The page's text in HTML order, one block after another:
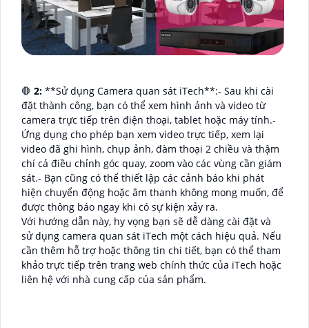
🛑 2: **Sử dụng Camera quan sát iTech**:- Sau khi cài
đặt thành công, bạn có thể xem hình ảnh và video từ
camera trực tiếp trên điện thoại, tablet hoặc máy tính.-
Ứng dụng cho phép bạn xem video trực tiếp, xem lại
video đã ghi hình, chụp ảnh, đàm thoại 2 chiều và thậm
chí cả điều chỉnh góc quay, zoom vào các vùng cần giám
sát.- Bạn cũng có thể thiết lập các cảnh báo khi phát
hiện chuyển động hoặc âm thanh không mong muốn, để
được thông báo ngay khi có sự kiện xảy ra.
Với hướng dẫn này, hy vọng bạn sẽ dễ dàng cài đặt và
sử dụng camera quan sát iTech một cách hiệu quả. Nếu
cần thêm hỗ trợ hoặc thông tin chi tiết, bạn có thể tham
khảo trực tiếp trên trang web chính thức của iTech hoặc
liên hệ với nhà cung cấp của sản phẩm.